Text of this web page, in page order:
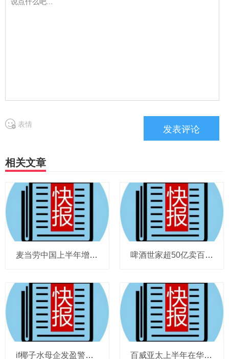
表情
相关文章
麦当劳中国上半年增至8114家，达能CEO称现阶段更具进攻性，“小酒馆”海伦司盈警，现代牧业完成收购中国圣牧股权，茶颜悦色合肥首店开业 啤酒世家超50亿卖百威集团股份，宗庆后之子任新公司董事长，FIVE GUYS明年重点加密北京，三只松鼠华南总部入驻佛山，达能完成阿根廷合资
if椰子水母企发盈警，星巴克回应“伙伴券取消”传闻，沃尔玛社区店将开进广州，袁记食品更新招股书，投资超5亿的安徽东鹏饮料项目投产 百威亚太上半年在华量跌价升，东鹏饮料上半年收入近125亿，热浪让梦龙冰淇淋欧洲大卖，徐福记发拼多多店铺说明，泸溪河桃酥再次上架山姆